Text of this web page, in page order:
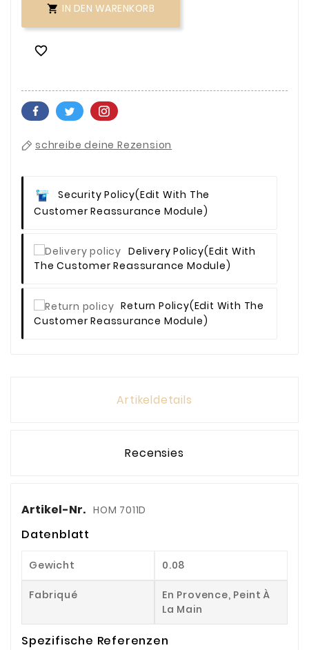
 IN DEN WARENKORB

schreibe deine Rezension
Security Policy(edit With The
Customer Reassurance Module)
Delivery Policy(edit With
The Customer Reassurance Module)
Return Policy(edit With The
Customer Reassurance Module)
Artikeldetails
Recensies
Artikel-Nr. HOM 7011D
Datenblatt
Gewicht 0.08
Fabriqué
En Provence, Peint À
La Main
Spezifische Referenzen